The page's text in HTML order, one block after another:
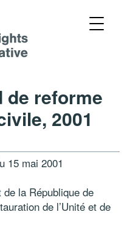
reforme
2001
15 mai 2001
la République de
de l’Unité et de